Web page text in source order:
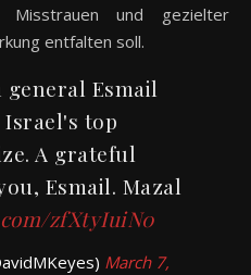
und gezielter
entfalten soll.
general Esmail
Israel's top
A grateful
Esmail. Mazal
zfXtyIuiN0
March 7,